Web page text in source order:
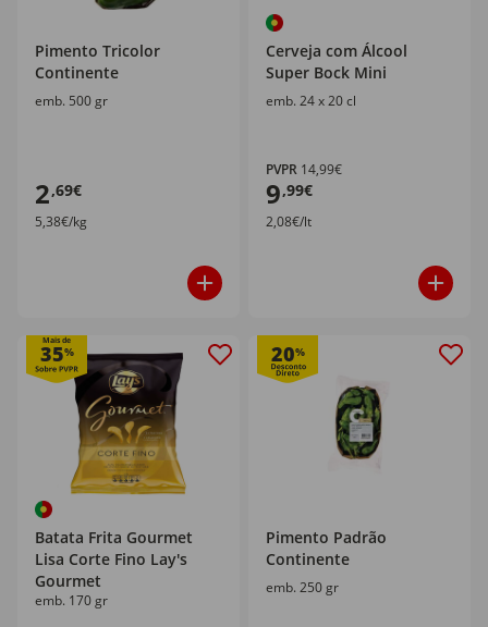
Pimento Tricolor
Continente
emb. 500 gr
2,69€
5,38€/kg
Cerveja com Álcool
Super Bock Mini
emb. 24 x 20 cl
PVPR 14,99€
9,99€
2,08€/lt
Mais de
35%
Batata Frita Gourmet
Lisa Corte Fino Lay's
Gourmet
emb. 170 gr
20%
Pimento Padrão
Continente
emb. 250 gr